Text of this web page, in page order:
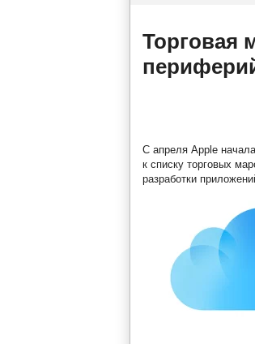
Торговая
С апреля Apple
к списку торговых
разработки